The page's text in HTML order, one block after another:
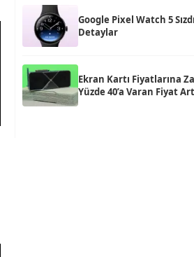
Google Pixel Watch 5
Detaylar
Ekran Kartı Fiyatlarına
Yüzde 40’a Varan Fiyat